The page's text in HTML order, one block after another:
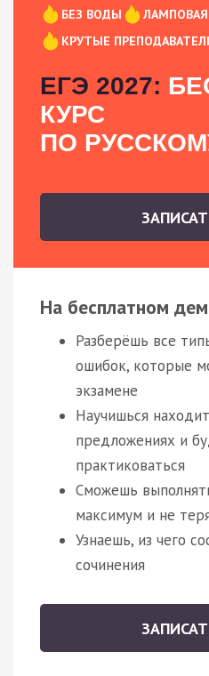
БЕЗ ВОДЫ
КРУТЫЕ
ЕГЭ 2027:
КУРС
ПО
На бесплатном
Разберёшь все
ошибок, которые
экзамене
Научишься
предложениях и
практиковаться
Сможешь
максимум и не
Узнаешь, из чего
сочинения